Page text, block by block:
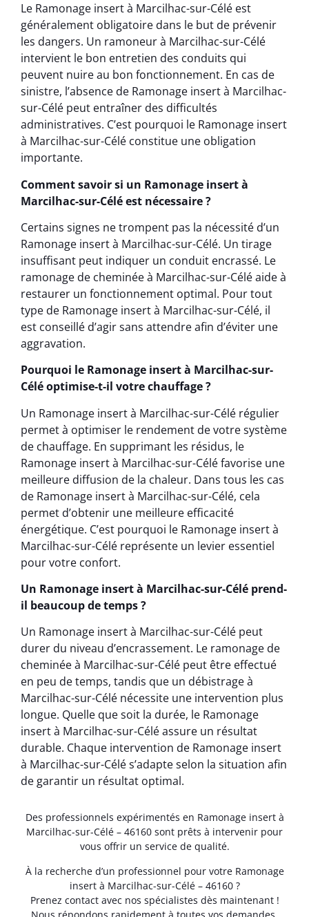
Le Ramonage insert à Marcilhac-sur-Célé est
généralement obligatoire dans le but de prévenir
les dangers. Un ramoneur à Marcilhac-sur-Célé
intervient le bon entretien des conduits qui
peuvent nuire au bon fonctionnement. En cas de
sinistre, l’absence de Ramonage insert à Marcilhac-
sur-Célé peut entraîner des difficultés
administratives. C’est pourquoi le Ramonage insert
à Marcilhac-sur-Célé constitue une obligation
importante.
Comment savoir si un Ramonage insert à
Marcilhac-sur-Célé est nécessaire ?
Certains signes ne trompent pas la nécessité d’un
Ramonage insert à Marcilhac-sur-Célé. Un tirage
insuffisant peut indiquer un conduit encrassé. Le
ramonage de cheminée à Marcilhac-sur-Célé aide à
restaurer un fonctionnement optimal. Pour tout
type de Ramonage insert à Marcilhac-sur-Célé, il
est conseillé d’agir sans attendre afin d’éviter une
aggravation.
Pourquoi le Ramonage insert à Marcilhac-sur-
Célé optimise-t-il votre chauffage ?
Un Ramonage insert à Marcilhac-sur-Célé régulier
permet à optimiser le rendement de votre système
de chauffage. En supprimant les résidus, le
Ramonage insert à Marcilhac-sur-Célé favorise une
meilleure diffusion de la chaleur. Dans tous les cas
de Ramonage insert à Marcilhac-sur-Célé, cela
permet d’obtenir une meilleure efficacité
énergétique. C’est pourquoi le Ramonage insert à
Marcilhac-sur-Célé représente un levier essentiel
pour votre confort.
Un Ramonage insert à Marcilhac-sur-Célé prend-
il beaucoup de temps ?
Un Ramonage insert à Marcilhac-sur-Célé peut
durer du niveau d’encrassement. Le ramonage de
cheminée à Marcilhac-sur-Célé peut être effectué
en peu de temps, tandis que un débistrage à
Marcilhac-sur-Célé nécessite une intervention plus
longue. Quelle que soit la durée, le Ramonage
insert à Marcilhac-sur-Célé assure un résultat
durable. Chaque intervention de Ramonage insert
à Marcilhac-sur-Célé s’adapte selon la situation afin
de garantir un résultat optimal.
Des professionnels expérimentés en Ramonage insert à
Marcilhac-sur-Célé – 46160 sont prêts à intervenir pour
vous offrir un service de qualité.
À la recherche d’un professionnel pour votre Ramonage
insert à Marcilhac-sur-Célé – 46160 ?
Prenez contact avec nos spécialistes dès maintenant !